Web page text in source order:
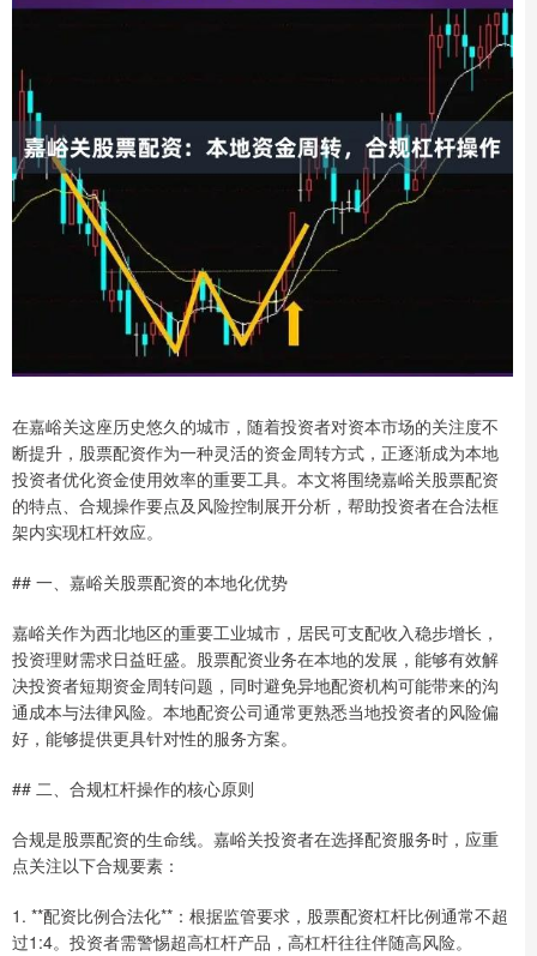
在嘉峪关这座历史悠久的城市，随着投资者对资本市场的关注度不
断提升，股票配资作为一种灵活的资金周转方式，正逐渐成为本地
投资者优化资金使用效率的重要工具。本文将围绕嘉峪关股票配资
的特点、合规操作要点及风险控制展开分析，帮助投资者在合法框
架内实现杠杆效应。
## 一、嘉峪关股票配资的本地化优势
嘉峪关作为西北地区的重要工业城市，居民可支配收入稳步增长，
投资理财需求日益旺盛。股票配资业务在本地的发展，能够有效解
决投资者短期资金周转问题，同时避免异地配资机构可能带来的沟
通成本与法律风险。本地配资公司通常更熟悉当地投资者的风险偏
好，能够提供更具针对性的服务方案。
## 二、合规杠杆操作的核心原则
合规是股票配资的生命线。嘉峪关投资者在选择配资服务时，应重
点关注以下合规要素：
1. **配资比例合法化**：根据监管要求，股票配资杠杆比例通常不超
过1:4。投资者需警惕超高杠杆产品，高杠杆往往伴随高风险。